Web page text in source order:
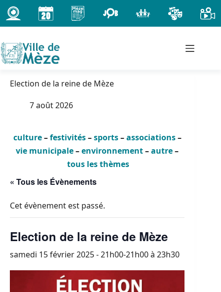
Passer
au
contenu
Election de la reine de Mèze
7 août 2026
culture–festivités–sports–associations–
vie municipale–environnement–autre–
tous les thèmes
« Tous les Évènements
Cet évènement est passé.
Election de la reine de Mèze
samedi 15 février 2025 - 21h00-21h00à 23h30